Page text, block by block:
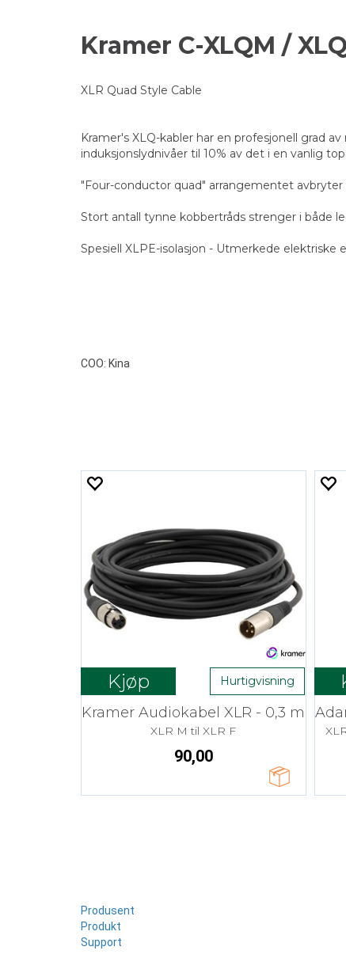
Kramer C-XLQM /
XLR Quad Style Cable
Kramer's XLQ-kabler har en profesjonell grad
induksjonslydnivåer til 10% av det i en vanlig
"Four-conductor quad" arrangementet
Stort antall tynne kobbertråds strenger i både
Spesiell XLPE-isolasjon - Utmerkede
COO: Kina
Kjøp Hurtigvisning
Kramer Audiokabel XLR - 0,3 m
XLR M til XLR F
90,00
Produsent
Produkt
Support